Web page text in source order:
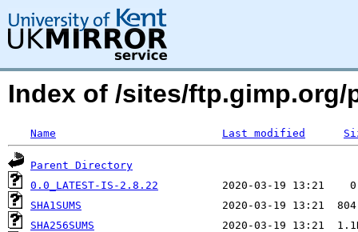
Index of /sites/ftp.gimp.org/
Name Last modified
Parent Directory
0.0_LATEST-IS-2.8.22
SHA1SUMS
SHA256SUMS